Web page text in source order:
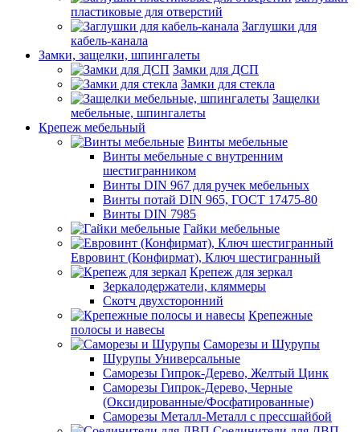
пластиковые для отверстий
Заглушки для
кабель-канала
Замки, защелки, шпингалеты
Замки для ДСП
Замки для стекла
Защелки
мебельные, шпингалеты
Крепеж мебельный
Винты мебельные
Винты мебельные с внутренним
шестигранником
Винты DIN 967 для ручек мебельных
Винты потай DIN 965, ГОСТ 17475-80
Винты DIN 7985
Гайки мебельные
Евровинт (Конфирмат), Ключ шестигранный
Крепеж для зеркал
Зеркалодержатели, кляммеры
Скотч двухсторонний
Крепежные
полосы и навесы
Саморезы и Шурупы
Шурупы Универсальные
Саморезы Гипрок-Дерево, Желтый Цинк
Саморезы Гипрок-Дерево, Черные
(Оксидированные/Фосфатированные)
Саморезы Металл-Металл с прессшайбой